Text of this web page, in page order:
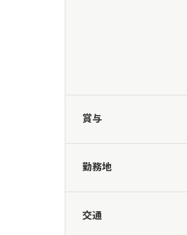
賞与
勤務地
交通